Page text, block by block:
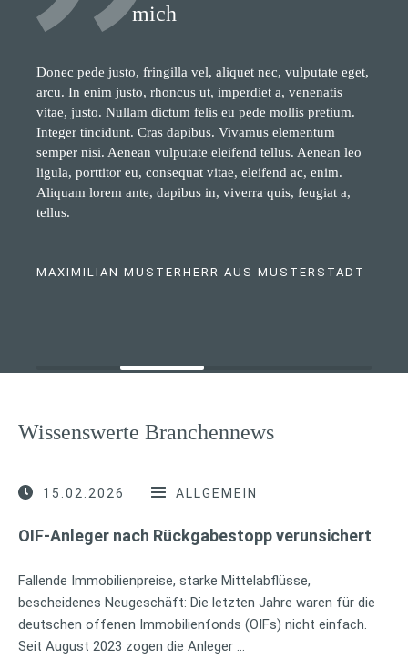
mich
Donec pede justo, fringilla vel, aliquet nec, vulputate eget,
arcu. In enim justo, rhoncus ut, imperdiet a, venenatis
vitae, justo. Nullam dictum felis eu pede mollis pretium.
Integer tincidunt. Cras dapibus. Vivamus elementum
semper nisi. Aenean vulputate eleifend tellus. Aenean leo
ligula, porttitor eu, consequat vitae, eleifend ac, enim.
Aliquam lorem ante, dapibus in, viverra quis, feugiat a,
tellus.
MAXIMILIAN MUSTERHERR AUS MUSTERSTADT
Wissenswerte Branchennews
15.02.2026 ALLGEMEIN
OIF-Anleger nach Rückgabestopp verunsichert
Fallende Immobilienpreise, starke Mittelabflüsse,
bescheidenes Neugeschäft: Die letzten Jahre waren für die
deutschen offenen Immobilienfonds (OIFs) nicht einfach.
Seit August 2023 zogen die Anleger …